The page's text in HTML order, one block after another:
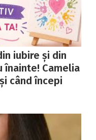
iubire și din
înainte! Camelia
când începi